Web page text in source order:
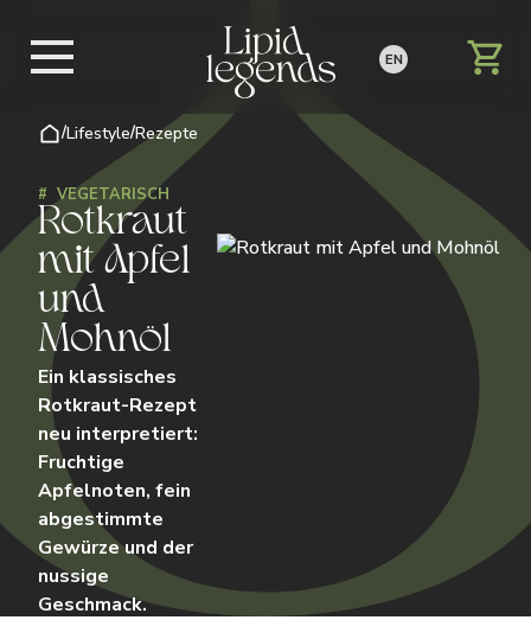
/Lifestyle/Rezepte
# VEGETARISCH
Rotkraut
mit Apfel
und
Mohnöl
Ein klassisches
Rotkraut-Rezept
neu interpretiert:
Fruchtige
Apfelnoten, fein
abgestimmte
Gewürze und der
nussige
Geschmack.
EN